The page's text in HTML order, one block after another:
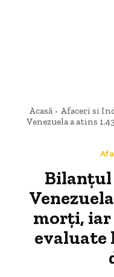
Acasă Afaceri si
Venezuela a atins
Bilanțul
morți,
evaluate